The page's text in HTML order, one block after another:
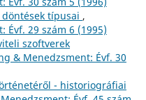
típusai ,
Évf. 29 szám 6 (1995)
szoftverek
& Menedzsment: Évf. 30
- historiográfiai